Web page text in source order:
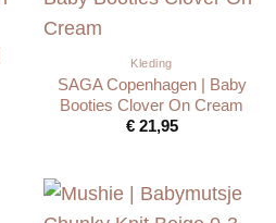
Kleding
SAGA Copenhagen | Baby
Booties Clover On Cream
€21,95